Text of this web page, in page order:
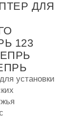
ДЛЯ
123
установки